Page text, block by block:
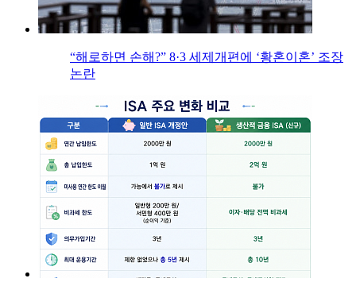
“해로하면 손해?” 8·3 세제개편에 ‘황혼이혼’ 조장
논란